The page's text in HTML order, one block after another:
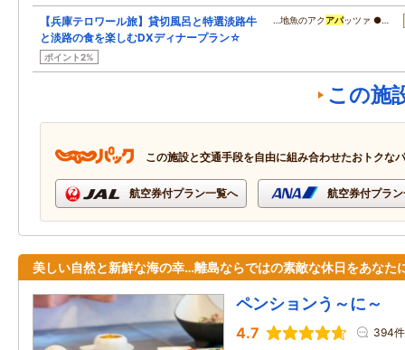
【兵庫テロワール旅】貸切風呂と特選淡路牛
と淡路の食を楽しむDXディナープラン☆
ポイント2%
…地魚のアクアパッツァ ●…
この施
この施設と交通手段を自由に組み合わせたおトクな
航空券付プラン一覧へ 航空券付プラ
美しい自然と新鮮な海の幸…離島ならではの素敵な休日をあなた
ペンションう～に～
4.7 394件